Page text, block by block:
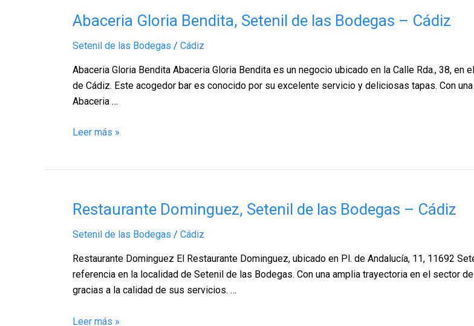
Abaceria Gloria Bendita, Setenil de las Bodegas – Cádiz
Setenil de las Bodegas / Cádiz
Abaceria Gloria Bendita Abaceria Gloria Bendita es un negocio ubicado en la Calle Rda., 38,
de Cádiz. Este acogedor bar es conocido por su excelente servicio y deliciosas tapas. Con
Abaceria …
Abaceria
Bendita,
Setenil
de
las
–Leer más »
Restaurante Dominguez, Setenil de las Bodegas – Cádiz
Setenil de las Bodegas / Cádiz
Restaurante Dominguez El Restaurante Dominguez, ubicado en Pl. de Andalucía, 11, 11692
referencia en la localidad de Setenil de las Bodegas. Con una amplia trayectoria en el sector
gracias a la calidad de sus servicios. …
Restaurante
Setenil
de
las
Bodegas
Cádiz
Leer más »